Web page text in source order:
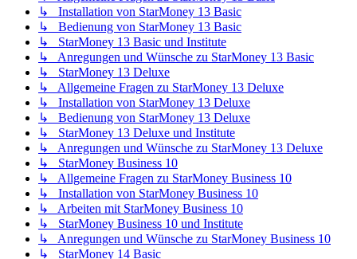
↳ Installation von StarMoney 13 Basic
↳ Bedienung von StarMoney 13 Basic
↳ StarMoney 13 Basic und Institute
↳ Anregungen und Wünsche zu StarMoney 13 Basic
↳ StarMoney 13 Deluxe
↳ Allgemeine Fragen zu StarMoney 13 Deluxe
↳ Installation von StarMoney 13 Deluxe
↳ Bedienung von StarMoney 13 Deluxe
↳ StarMoney 13 Deluxe und Institute
↳ Anregungen und Wünsche zu StarMoney 13 Deluxe
↳ StarMoney Business 10
↳ Allgemeine Fragen zu StarMoney Business 10
↳ Installation von StarMoney Business 10
↳ Arbeiten mit StarMoney Business 10
↳ StarMoney Business 10 und Institute
↳ Anregungen und Wünsche zu StarMoney Business 10
↳ StarMoney 14 Basic